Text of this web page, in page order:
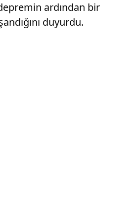
ardından bir
duyurdu.